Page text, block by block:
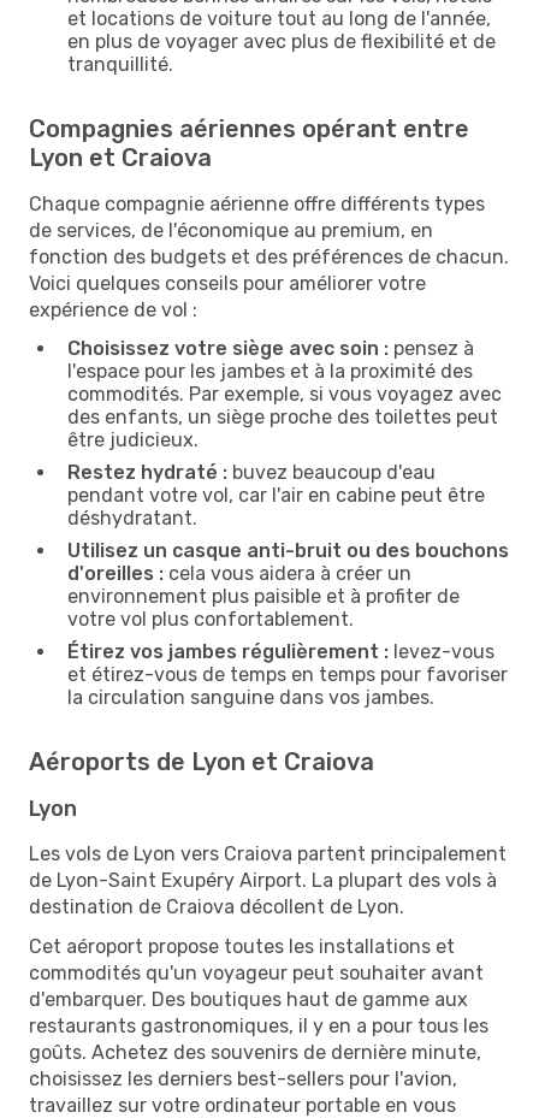
et locations de voiture tout au long de l'année,
en plus de voyager avec plus de flexibilité et de
tranquillité.
Compagnies aériennes opérant entre
Lyon et Craiova
Chaque compagnie aérienne offre différents types
de services, de l'économique au premium, en
fonction des budgets et des préférences de chacun.
Voici quelques conseils pour améliorer votre
expérience de vol :
Choisissez votre siège avec soin : pensez à
l'espace pour les jambes et à la proximité des
commodités. Par exemple, si vous voyagez avec
des enfants, un siège proche des toilettes peut
être judicieux.
Restez hydraté : buvez beaucoup d'eau
pendant votre vol, car l'air en cabine peut être
déshydratant.
Utilisez un casque anti-bruit ou des bouchons
d'oreilles : cela vous aidera à créer un
environnement plus paisible et à profiter de
votre vol plus confortablement.
Étirez vos jambes régulièrement : levez-vous
et étirez-vous de temps en temps pour favoriser
la circulation sanguine dans vos jambes.
Aéroports de Lyon et Craiova
Lyon
Les vols de Lyon vers Craiova partent principalement
de Lyon-Saint Exupéry Airport. La plupart des vols à
destination de Craiova décollent de Lyon.
Cet aéroport propose toutes les installations et
commodités qu'un voyageur peut souhaiter avant
d'embarquer. Des boutiques haut de gamme aux
restaurants gastronomiques, il y en a pour tous les
goûts. Achetez des souvenirs de dernière minute,
choisissez les derniers best-sellers pour l'avion,
travaillez sur votre ordinateur portable en vous